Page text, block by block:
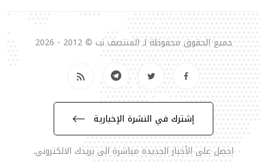
جميع الحقوق محفوظة لـ المنتصف نت © 2012 - 2026
إشترك في النشرة الإخبارية
احصل على الأخبار الجديدة مباشرة الى بريدك الالكتروني.